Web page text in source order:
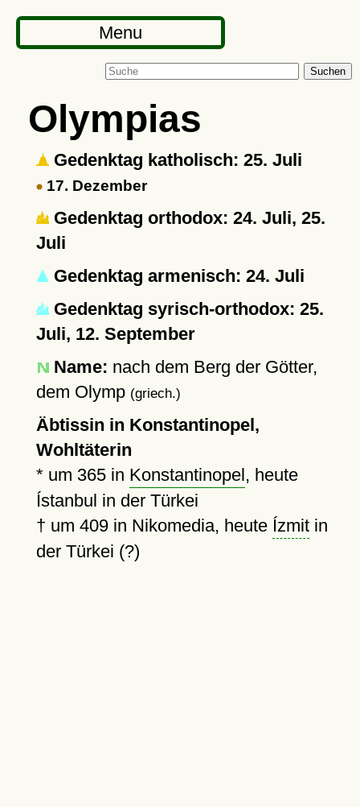
Menu
Suchen
Olympias
Gedenktag katholisch: 25. Juli
17. Dezember
Gedenktag orthodox: 24. Juli, 25.
Juli
Gedenktag armenisch: 24. Juli
Gedenktag syrisch-orthodox: 25.
Juli, 12. September
Name: nach dem Berg der Götter,
dem Olymp (griech.)
Äbtissin in Konstantinopel,
Wohltäterin
* um 365in Konstantinopel, heute
Ístanbul in der Türkei
† um 409in Nikomedia, heute Ízmitin
der Türkei (?)